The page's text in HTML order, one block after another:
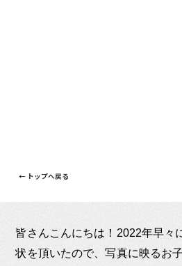
← トップへ戻る
皆さんこんにちは！2022年早々
状を頂いたので、写真に映るお